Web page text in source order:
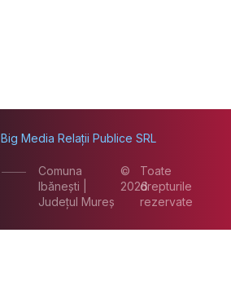
Comuna
Ibănești |
Județul Mureș
©
2026
Toate
drepturile
rezervate
Big Media Relații Publice SRL